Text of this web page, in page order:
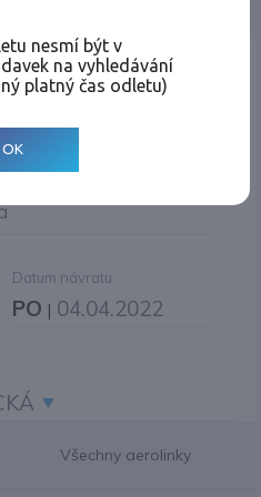
Datum návratu
PO | 04.04.2022
Všechny aerolinky
nesmí být v
na vyhledávání
platný čas odletu)
OK